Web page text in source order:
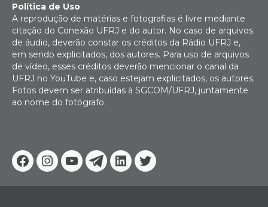
Facebook
Instagram
YoutubeTelegram
Linkedin
Twitter
Política de Uso
A reprodução de matérias e fotografias é livre mediante
citação do Conexão UFRJ e do autor. No caso de arquivos
de áudio, deverão constar os créditos da Rádio UFRJ e,
em sendo explicitados, dos autores. Para uso de arquivos
de vídeo, esses créditos deverão mencionar o canal da
UFRJ no YouTube e, caso estejam explicitados, os autores.
Fotos devem ser atribuídas à SGCOM/UFRJ, juntamente
ao nome do fotógrafo.